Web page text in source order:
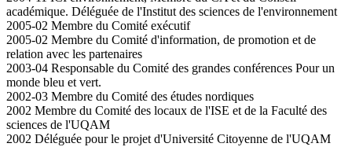
académique. Déléguée de l'Institut des sciences de l'environnement
2005-02 Membre du Comité exécutif
2005-02 Membre du Comité d'information, de promotion et de
relation avec les partenaires
2003-04 Responsable du Comité des grandes conférences Pour un
monde bleu et vert.
2002-03 Membre du Comité des études nordiques
2002 Membre du Comité des locaux de l'ISE et de la Faculté des
sciences de l'UQAM
2002 Déléguée pour le projet d'Université Citoyenne de l'UQAM